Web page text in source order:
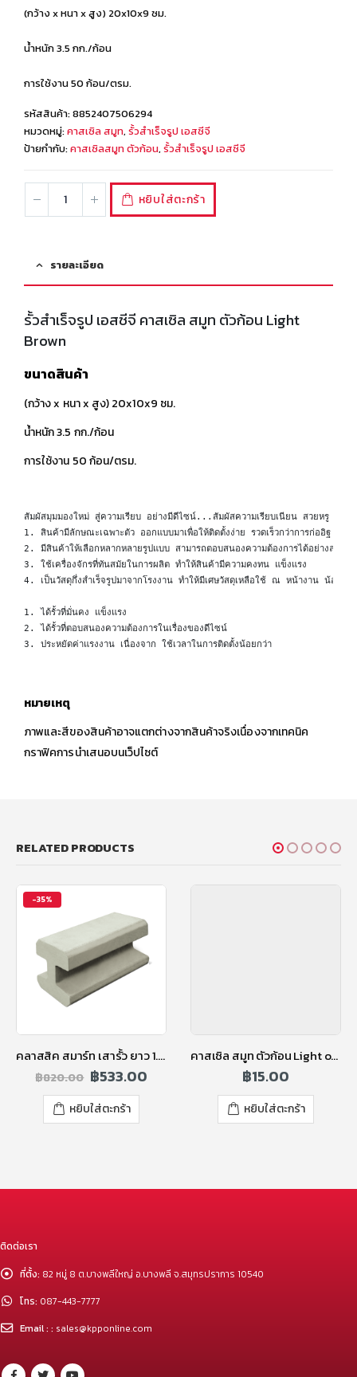
(กว้าง x หนา x สูง) 20x10x9 ซม.
น้ำหนัก 3.5 กก./ก้อน
การใช้งาน 50 ก้อน/ตรม.
รหัสสินค้า:8852407506294
หมวดหมู่:คาสเซิล สมูท, รั้วสำเร็จรูป เอสซีจี
ป้ายกำกับ:คาสเซิลสมูท ตัวก้อน, รั้วสำเร็จรูป เอสซีจี
หยิบใส่ตะกร้า
รายละเอียด
รั้วสำเร็จรูป เอสซีจี คาสเซิล สมูท ตัวก้อน Light
Brown
ขนาดสินค้า
(กว้าง x หนา x สูง) 20x10x9 ซม.
น้ำหนัก 3.5 กก./ก้อน
การใช้งาน 50 ก้อน/ตรม.
สัมผัสมุมมองใหม่ สู่ความเรียบ อย่างมีดีไซน์...สัมผัสความเรียบเนียน สวยหรู ดูทันส
1. สินค้ามีลักษณะเฉพาะตัว ออกแบบมาเพื่อให้ติดตั้งง่าย รวดเร็วกว่าการก่ออิฐ ฉา
2. มีสินค้าให้เลือกหลากหลายรูปแบบ สามารถตอบสนองความต้องการได้อย่างลง
3. ใช้เครื่องจักรที่ทันสมัยในการผลิต ทำให้สินค้ามีความคงทน แข็งแรง
4. เป็นวัสดุกึ่งสำเร็จรูปมาจากโรงงาน ทำให้มีเศษวัสดุเหลือใช้ ณ หน้างาน น้อยกว่
1. ได้รั้วที่มั่นคง แข็งแรง
2. ได้รั้วที่ตอบสนองความต้องการในเรื่องของดีไซน์
3. ประหยัดค่าแรงงาน เนื่องจาก ใช้เวลาในการติดตั้งน้อยกว่า
หมายเหตุ
ภาพและสีของสินค้าอาจแตกต่างจากสินค้าจริงเนื่องจากเทคนิค
กราฟิคการนำเสนอบนเว็ปไซต์
RELATED PRODUCTS
-35%
คลาสสิค สมาร์ท เสารั้ว ยาว 1.95 ม. สูง 1.75 ม.
฿820.00 ฿533.00
หยิบใส่ตะกร้า
คาสเซิล สมูท ตัวก้อน Light oak
฿15.00
หยิบใส่ตะกร้า
ติดต่อเรา
ที่ตั้ง: 82 หมู่ 8 ต.บางพลีใหญ่ อ.บางพลี จ.สมุทรปราการ 10540
โทร: 087-443-7777
Email : : sales@kpponline.com